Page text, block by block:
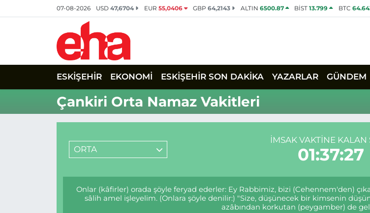
07-08-2026 USD47,6704 EUR 55,0406 GBP64,2143 ALTIN 6500.87 BİST13.799 BTC
ESKİŞEHİR EKONOMİ ESKİŞEHİR SON DAKİKA YAZARLAR GÜNDEM
Çankiri Orta Namaz Vakitleri
ORTA
İMSAK VAKTINE KALAN
01:37:27
Onlar (kâfirler) orada şöyle feryad ederler: Ey Rabbimiz, bizi (Cehennem'den)
sâlih amel işleyelim. (Onlara şöyle denilir:) "Size, düşünecek bir kimsenin
azâbından korkutan (peygamber) de